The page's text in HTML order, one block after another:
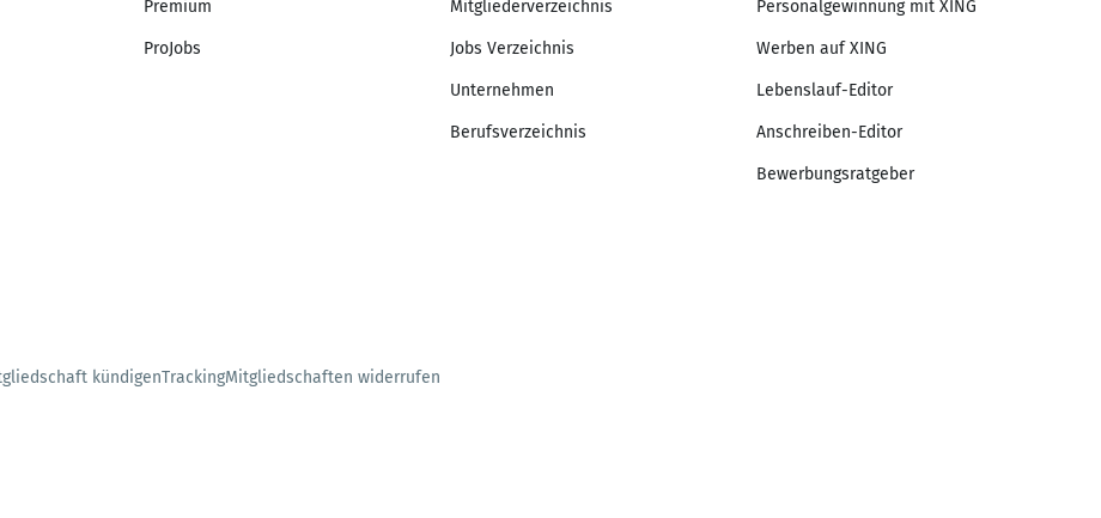
Premium
ProJobs
Mitgliederverzeichnis
Jobs Verzeichnis
Unternehmen
Berufsverzeichnis
Personalgewinnung mit XING
Werben auf XING
Lebenslauf-Editor
Anschreiben-Editor
Bewerbungsratgeber
kündigenTrackingMitgliedschaften widerrufen